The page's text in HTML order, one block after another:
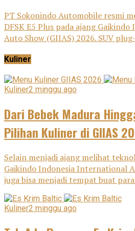
PT Sokonindo Automobile resmi
DFSK E5 Plus pada ajang
Auto Show (GIIAS) 2026. SUV
Kuliner
Kuliner2 minggu ago
Dari Bebek Madura
Pilihan Kuliner di GIIAS
Selain menjadi ajang melihat
Gaikindo Indonesia International
juga bisa menjadi tempat buat
Kuliner2 minggu ago